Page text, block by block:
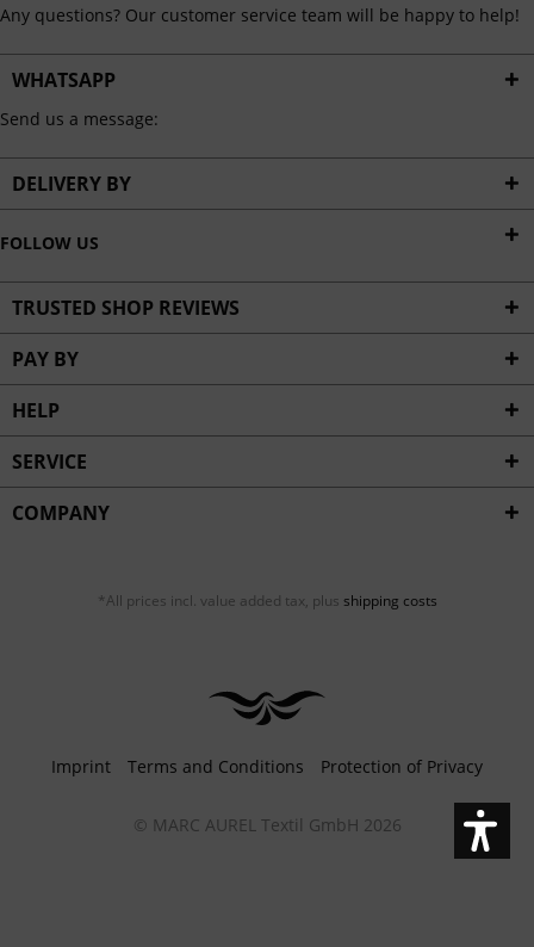
Any questions? Our customer service team will be happy to help!
WHATSAPP
Send us a message:
DELIVERY BY
FOLLOW US
TRUSTED SHOP REVIEWS
PAY BY
HELP
SERVICE
COMPANY
*All prices incl. value added tax, plus shipping costs
Imprint Terms and Conditions Protection of Privacy
© MARC AUREL Textil GmbH 2026